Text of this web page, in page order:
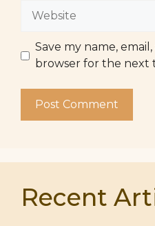
Website
Save my name,
browser for the next
Recent